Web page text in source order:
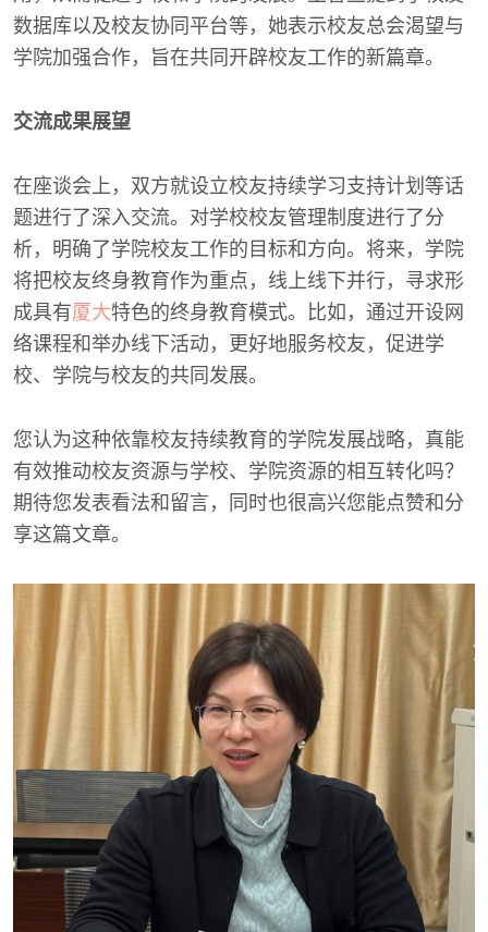
数据库以及校友协同平台等，她表示校友总会渴望与
学院加强合作，旨在共同开辟校友工作的新篇章。
交流成果展望
在座谈会上，双方就设立校友持续学习支持计划等话
题进行了深入交流。对学校校友管理制度进行了分
析，明确了学院校友工作的目标和方向。将来，学院
将把校友终身教育作为重点，线上线下并行，寻求形
成具有厦大特色的终身教育模式。比如，通过开设网
络课程和举办线下活动，更好地服务校友，促进学
校、学院与校友的共同发展。
您认为这种依靠校友持续教育的学院发展战略，真能
有效推动校友资源与学校、学院资源的相互转化吗？
期待您发表看法和留言，同时也很高兴您能点赞和分
享这篇文章。